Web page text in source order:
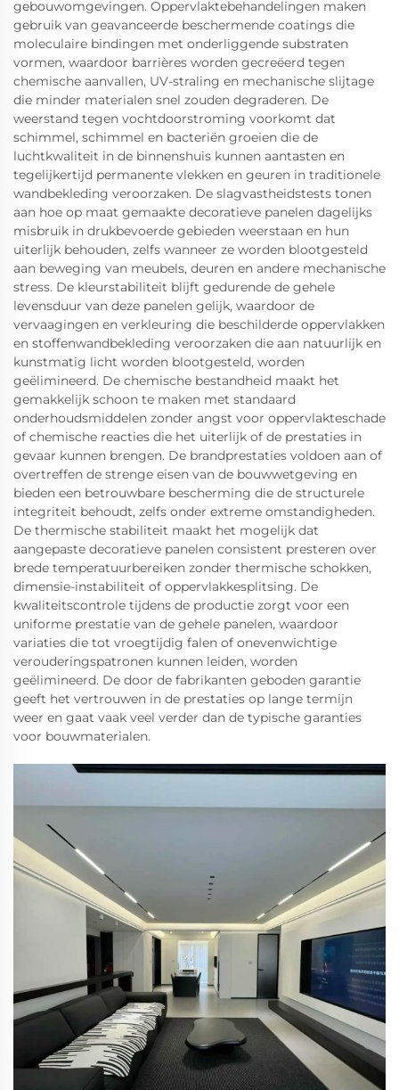
gebouwomgevingen. Oppervlaktebehandelingen maken
gebruik van geavanceerde beschermende coatings die
moleculaire bindingen met onderliggende substraten
vormen, waardoor barrières worden gecreëerd tegen
chemische aanvallen, UV-straling en mechanische slijtage
die minder materialen snel zouden degraderen. De
weerstand tegen vochtdoorstroming voorkomt dat
schimmel, schimmel en bacteriën groeien die de
luchtkwaliteit in de binnenshuis kunnen aantasten en
tegelijkertijd permanente vlekken en geuren in traditionele
wandbekleding veroorzaken. De slagvastheidstests tonen
aan hoe op maat gemaakte decoratieve panelen dagelijks
misbruik in drukbevoerde gebieden weerstaan en hun
uiterlijk behouden, zelfs wanneer ze worden blootgesteld
aan beweging van meubels, deuren en andere mechanische
stress. De kleurstabiliteit blijft gedurende de gehele
levensduur van deze panelen gelijk, waardoor de
vervaagingen en verkleuring die beschilderde oppervlakken
en stoffenwandbekleding veroorzaken die aan natuurlijk en
kunstmatig licht worden blootgesteld, worden
geëlimineerd. De chemische bestandheid maakt het
gemakkelijk schoon te maken met standaard
onderhoudsmiddelen zonder angst voor oppervlakteschade
of chemische reacties die het uiterlijk of de prestaties in
gevaar kunnen brengen. De brandprestaties voldoen aan of
overtreffen de strenge eisen van de bouwwetgeving en
bieden een betrouwbare bescherming die de structurele
integriteit behoudt, zelfs onder extreme omstandigheden.
De thermische stabiliteit maakt het mogelijk dat
aangepaste decoratieve panelen consistent presteren over
brede temperatuurbereiken zonder thermische schokken,
dimensie-instabiliteit of oppervlakkesplitsing. De
kwaliteitscontrole tijdens de productie zorgt voor een
uniforme prestatie van de gehele panelen, waardoor
variaties die tot vroegtijdig falen of onevenwichtige
verouderingspatronen kunnen leiden, worden
geëlimineerd. De door de fabrikanten geboden garantie
geeft het vertrouwen in de prestaties op lange termijn
weer en gaat vaak veel verder dan de typische garanties
voor bouwmaterialen.